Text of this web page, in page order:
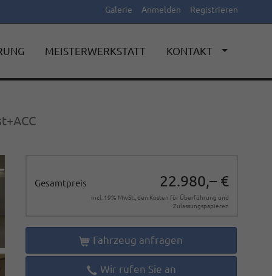
Galerie Anmelden Registrieren
MEISTERWERKSTATT KONTAKT
Gesamtpreis 22.980,– €
incl. 19% MwSt., den Kosten für Überführung und
Zulassungspapieren
Fahrzeug anfragen
Wir rufen Sie an